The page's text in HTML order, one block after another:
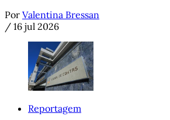
Por Valentina Bressan
/ 16 jul 2026
Reportagem